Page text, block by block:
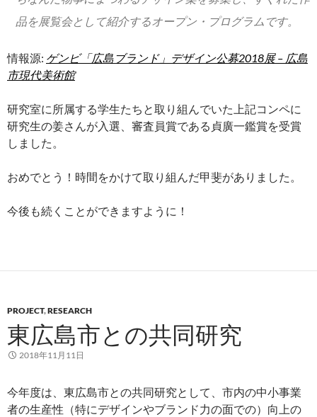
品を展覧会として紹介するオープン・プログラムです。
情報源: ゲンビ「広島ブランド」デザイン公募2018展 – 広島
市現代美術館
研究室に所属する学生たちと取り組んでいた上記コンペに
研究生の姜さんが入選、審査員賞である貞廣一鑑賞を受賞
しました。
おめでとう！時間をかけて取り組んだ甲斐がありました。
今後も続くことができますように！
PROJECT,RESEARCH
東広島市との共同研究
2018年11月11日
今年度は、東広島市との共同研究として、市内の中小事業
者の生産性（特にデザインやブランド力の面での）向上の